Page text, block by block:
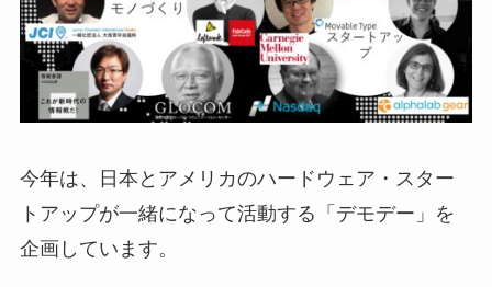
今年は、日本とアメリカのハードウェア・スター
トアップが一緒になって活動する「デモデー」を
企画しています。